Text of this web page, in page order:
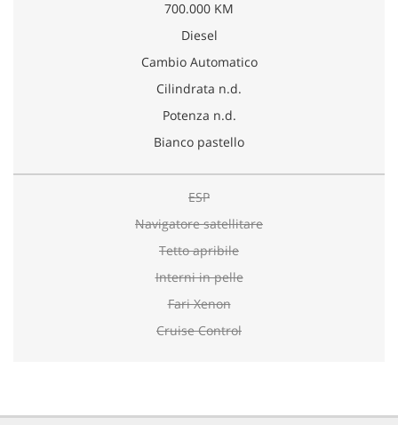
700.000 KM
Diesel
Cambio Automatico
Cilindrata n.d.
Potenza n.d.
Bianco pastello
ESP
Navigatore satellitare
Tetto apribile
Interni in pelle
Fari Xenon
Cruise Control